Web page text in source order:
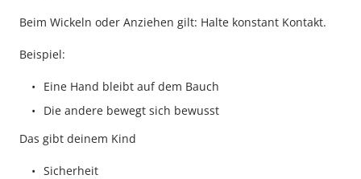
Beim Wickeln oder Anziehen gilt: Halte konstant Kontakt.
Beispiel:
Eine Hand bleibt auf dem Bauch
Die andere bewegt sich bewusst
Das gibt deinem Kind
Sicherheit